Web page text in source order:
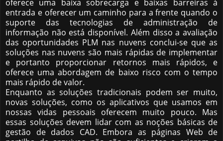
oferece uma baixa sobrecarga e baixas barreiras à
entrada e oferecer um caminho para a frente quando o
suporte das tecnologias de administração de
informação não está disponível. Além disso a avaliação
das oportunidades PLM nas nuvens conclui-se que as
soluções nas nuvens são mais rápidas de implementar
e portanto proporcionar retornos mais rápidos, e
oferece uma abordagem de baixo risco com o tempo
mais rápido de valor.
Enquanto as soluções tradicionais podem ser muito,
novas soluções, como os aplicativos que usamos em
nossas vidas pessoais oferecem muito pouco. Mas
essas soluções devem lidar com as noções básicas de
gestão de dados CAD. Embora as páginas Web de